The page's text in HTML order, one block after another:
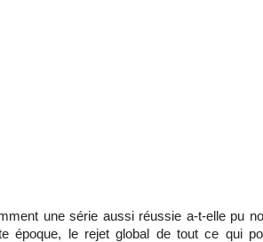
une série aussi réussie a-t-elle pu
époque, le rejet global de tout ce qui